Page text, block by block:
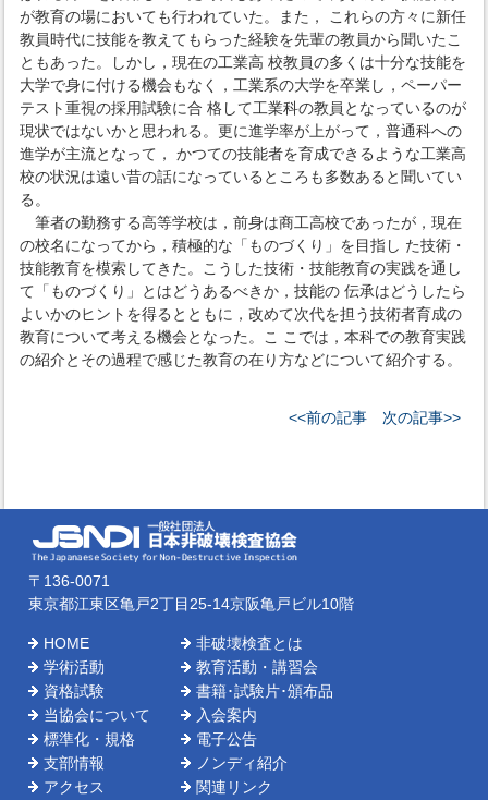
が教育の場においても行われていた。また， これらの方々に新任
教員時代に技能を教えてもらった経験を先輩の教員から聞いたこ
ともあった。しかし，現在の工業高 校教員の多くは十分な技能を
大学で身に付ける機会もなく，工業系の大学を卒業し，ペーパー
テスト重視の採用試験に合 格して工業科の教員となっているのが
現状ではないかと思われる。更に進学率が上がって，普通科への
進学が主流となって， かつての技能者を育成できるような工業高
校の状況は遠い昔の話になっているところも多数あると聞いてい
る。
筆者の勤務する高等学校は，前身は商工高校であったが，現在
の校名になってから，積極的な「ものづくり」を目指し た技術・
技能教育を模索してきた。こうした技術・技能教育の実践を通し
て「ものづくり」とはどうあるべきか，技能の 伝承はどうしたら
よいかのヒントを得るとともに，改めて次代を担う技術者育成の
教育について考える機会となった。こ こでは，本科での教育実践
の紹介とその過程で感じた教育の在り方などについて紹介する。
<<前の記事 次の記事>>
〒136-0071
東京都江東区亀戸2丁目25-14京阪亀戸ビル10階
HOME
非破壊検査とは
学術活動
教育活動・講習会
資格試験
書籍･試験片･頒布品
当協会について
入会案内
標準化・規格
電子公告
支部情報
ノンディ紹介
アクセス
関連リンク